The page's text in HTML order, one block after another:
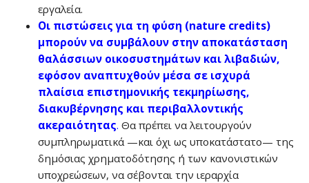
εργαλεία.
Οι πιστώσεις για τη φύση (nature credits)
μπορούν να συμβάλουν στην αποκατάσταση
θαλάσσιων οικοσυστημάτων και λιβαδιών,
εφόσον αναπτυχθούν μέσα σε ισχυρά
πλαίσια επιστημονικής τεκμηρίωσης,
διακυβέρνησης και περιβαλλοντικής
ακεραιότητας. Θα πρέπει να λειτουργούν
συμπληρωματικά —και όχι ως υποκατάστατο— της
δημόσιας χρηματοδότησης ή των κανονιστικών
υποχρεώσεων, να σέβονται την ιεραρχία